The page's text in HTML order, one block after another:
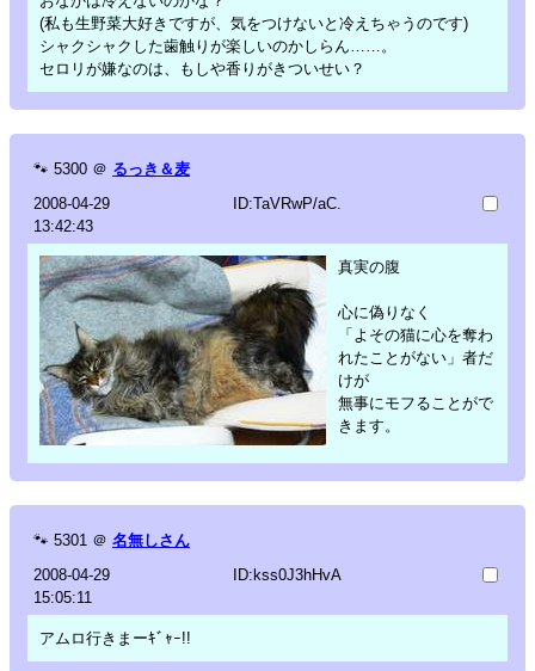
(私も生野菜大好きですが、気をつけないと冷えちゃうのです)
シャクシャクした歯触りが楽しいのかしらん……。
セロリが嫌なのは、もしや香りがきついせい？
🐾 5300 ＠ るっき＆麦
2008-04-29
13:42:43
ID:TaVRwP/aC.
真実の腹
心に偽りなく
「よその猫に心を奪わ
れたことがない」者だ
けが
無事にモフることがで
きます。
🐾 5301 ＠ 名無しさん
2008-04-29
15:05:11
ID:kss0J3hHvA
アムロ行きまーｷﾞｬｰ!!